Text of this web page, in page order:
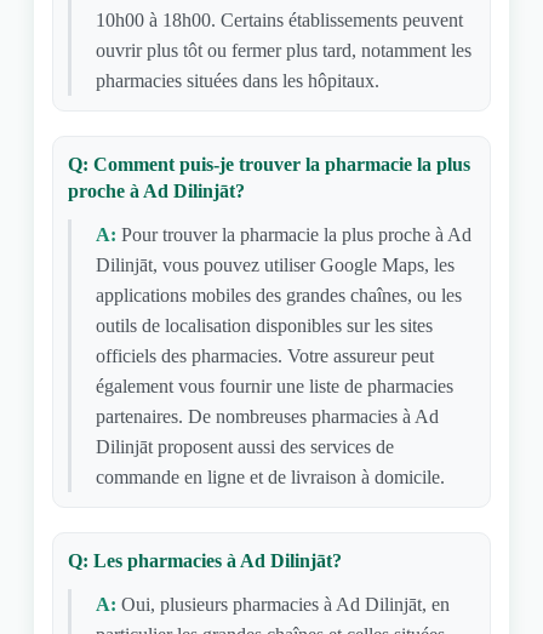
10h00 à 18h00. Certains établissements peuvent
ouvrir plus tôt ou fermer plus tard, notamment les
pharmacies situées dans les hôpitaux.
Q: Comment puis-je trouver la pharmacie la plus
proche à Ad Dilinjāt?
A: Pour trouver la pharmacie la plus proche à Ad
Dilinjāt, vous pouvez utiliser Google Maps, les
applications mobiles des grandes chaînes, ou les
outils de localisation disponibles sur les sites
officiels des pharmacies. Votre assureur peut
également vous fournir une liste de pharmacies
partenaires. De nombreuses pharmacies à Ad
Dilinjāt proposent aussi des services de
commande en ligne et de livraison à domicile.
Q: Les pharmacies à Ad Dilinjāt?
A: Oui, plusieurs pharmacies à Ad Dilinjāt, en